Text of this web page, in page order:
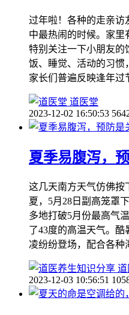
过年啦！各种的走亲访
中最热闹的时候。家里
特别关注一下小朋友的
饭、睡觉、活动的习惯
家长们普遍反映逢年过
道医堂
2023-12-02 16:50:53
夏季易腹泻，
这几天南方天气仿佛按
夏，5月28日副高笼罩
多地打破5月份最高气
了43度的高温天气。
凌纷纷登场，配合各种
道
2023-12-03 10:56:51